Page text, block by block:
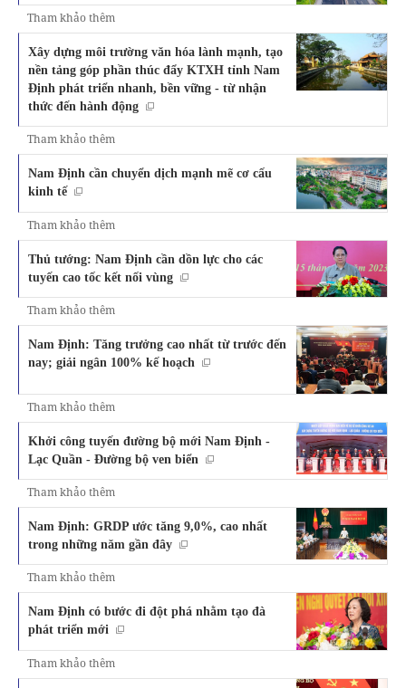
Tham khảo thêm
Xây dựng môi trường văn hóa lành mạnh, tạo
nền tảng góp phần thúc đẩy KTXH tỉnh Nam
Định phát triển nhanh, bền vững - từ nhận
thức đến hành động
Tham khảo thêm
Nam Định cần chuyển dịch mạnh mẽ cơ cấu
kinh tế
Tham khảo thêm
Thủ tướng: Nam Định cần dồn lực cho các
tuyến cao tốc kết nối vùng
Tham khảo thêm
Nam Định: Tăng trưởng cao nhất từ trước đến
nay; giải ngân 100% kế hoạch
Tham khảo thêm
Khởi công tuyến đường bộ mới Nam Định -
Lạc Quần - Đường bộ ven biển
Tham khảo thêm
Nam Định: GRDP ước tăng 9,0%, cao nhất
trong những năm gần đây
Tham khảo thêm
Nam Định có bước đi đột phá nhằm tạo đà
phát triển mới
Tham khảo thêm